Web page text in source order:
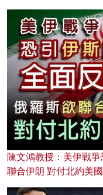
陳文鴻教授：美伊戰
聯合伊朗 對付北約美國